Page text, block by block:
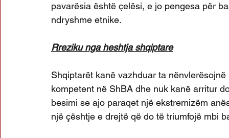
pavarësia është çelësi, e jo pengesa për
ndryshme etnike.
Rreziku nga heshtja shqiptare
Shqiptarët kanë vazhduar ta
kompetent në ShBA dhe nuk kanë arritur
besimi se ajo paraqet një ekstremizëm
një çështje e drejtë që do të triumfojë mbi